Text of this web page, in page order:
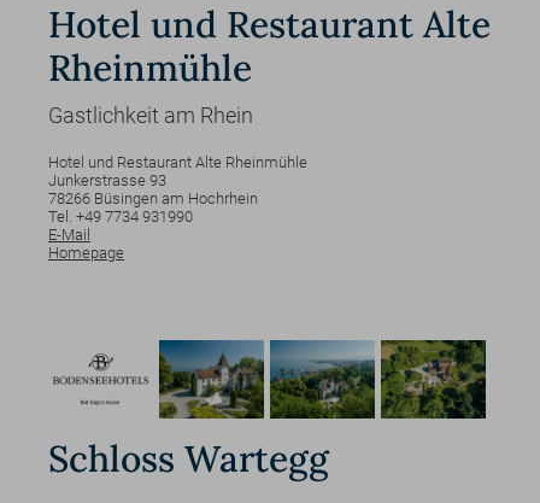
Hotel und Restaurant Alte
Rheinmühle
Gastlichkeit am Rhein
Hotel und Restaurant Alte Rheinmühle
Junkerstrasse 93
78266 Büsingen am Hochrhein
Tel. +49 7734 931990
E-Mail
Homepage
Schloss Wartegg